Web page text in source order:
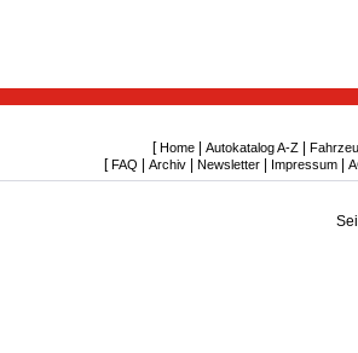
[ Home Autokatalog A-Z
[ FAQ Archiv| Newsletter| Impressum|